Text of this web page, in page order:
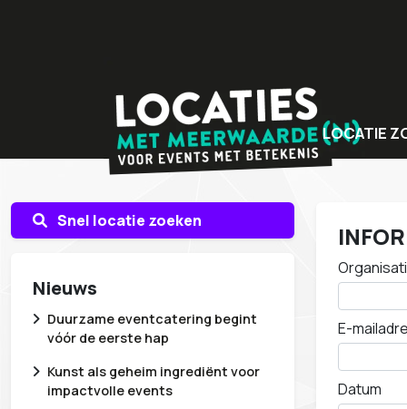
LOCATIE
Bijzondere
Unieke
Snel locatie zoeken
Nieuws
Duurzame eventcatering begint
vóór de eerste hap
Kunst als geheim ingrediënt voor
impactvolle events
E-
Datum